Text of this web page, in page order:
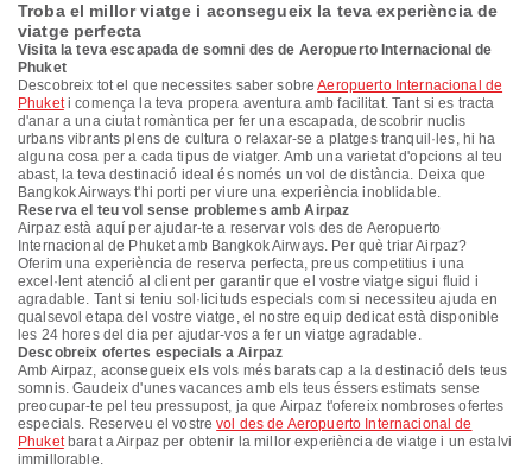
Troba el millor viatge i aconsegueix la teva experiència de
viatge perfecta
Visita la teva escapada de somni des de Aeropuerto Internacional de
Phuket
Descobreix tot el que necessites saber sobreAeropuerto Internacional de
Phuketi comença la teva propera aventura amb facilitat. Tant si es tracta
d'anar a una ciutat romàntica per fer una escapada, descobrir nuclis
urbans vibrants plens de cultura o relaxar-se a platges tranquil·les, hi ha
alguna cosa per a cada tipus de viatger. Amb una varietat d'opcions al teu
abast, la teva destinació ideal és només un vol de distància. Deixa que
Bangkok Airways t'hi porti per viure una experiència inoblidable.
Reserva el teu vol sense problemes amb Airpaz
Airpaz està aquí per ajudar-te a reservar vols des de Aeropuerto
Internacional de Phuket amb Bangkok Airways. Per què triar Airpaz?
Oferim una experiència de reserva perfecta, preus competitius i una
excel·lent atenció al client per garantir que el vostre viatge sigui fluid i
agradable. Tant si teniu sol·licituds especials com si necessiteu ajuda en
qualsevol etapa del vostre viatge, el nostre equip dedicat està disponible
les 24 hores del dia per ajudar-vos a fer un viatge agradable.
Descobreix ofertes especials a Airpaz
Amb Airpaz, aconsegueix els vols més barats cap a la destinació dels teus
somnis. Gaudeix d'unes vacances amb els teus éssers estimats sense
preocupar-te pel teu pressupost, ja que Airpaz t'ofereix nombroses ofertes
especials. Reserveu el vostrevol des de Aeropuerto Internacional de
Phuketbarat a Airpaz per obtenir la millor experiència de viatge i un estalvi
immillorable.